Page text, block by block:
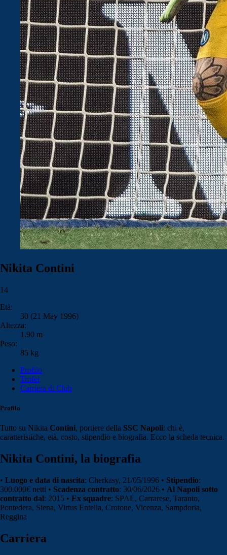
Nikita Contini
14
Età:
30 (21 May 1996)
Altezza:
1.90 m
Peso:
85 kg
Profilo
Trofei
Carriera di Club
Profilo
Tutto su Nikita Contini, portiere della SSC Napoli: chi è,
caratteristiche, età, costo, stipendio e biografia. Ecco la scheda tecnica.
Nikita Contini, la biografia
• Luogo e data di nascita: Cherkasy, 21/05/1996 • Stipendio:
300.000€ netti • Scadenza contratto: 30/06/2026 • Al Napoli sotto
contratto dal: 2015 • Ex squadre: SPAL, Carrarese, Taranto,
Pontedera, Siena, Virtus Entella, Crotone, Vicenza, Sampdoria,
Reggina
Carriera